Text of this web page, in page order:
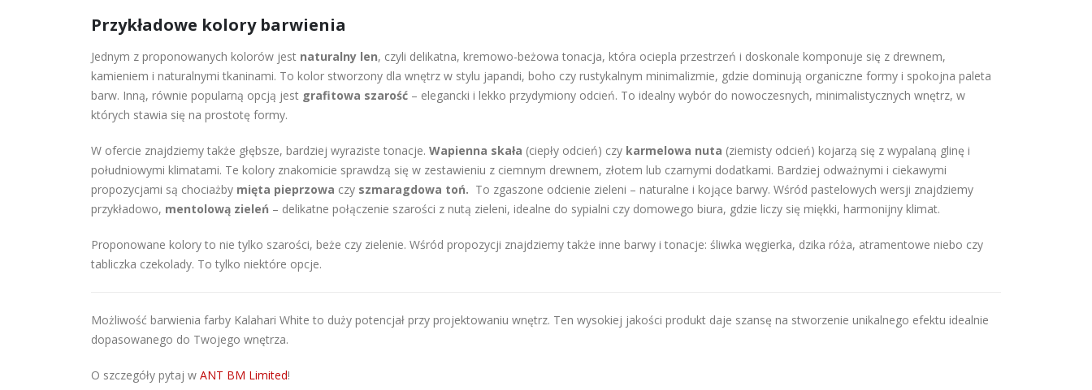
Przykładowe kolory barwienia
Jednym z proponowanych kolorów jest naturalny len, czyli delikatna, kremowo-beżowa tonacja, która ociepla przestrzeń i doskonale komponuje się z drewnem,
kamieniem i naturalnymi tkaninami. To kolor stworzony dla wnętrz w stylu japandi, boho czy rustykalnym minimalizmie, gdzie dominują organiczne formy i spokojna paleta
barw. Inną, równie popularną opcją jest grafitowa szarość – elegancki i lekko przydymiony odcień. To idealny wybór do nowoczesnych, minimalistycznych wnętrz, w
których stawia się na prostotę formy.
W ofercie znajdziemy także głębsze, bardziej wyraziste tonacje. Wapienna skała (ciepły odcień) czy karmelowa nuta (ziemisty odcień) kojarzą się z wypalaną glinę i
południowymi klimatami. Te kolory znakomicie sprawdzą się w zestawieniu z ciemnym drewnem, złotem lub czarnymi dodatkami. Bardziej odważnymi i ciekawymi
propozycjami są chociażby mięta pieprzowa czy szmaragdowa toń. To zgaszone odcienie zieleni – naturalne i kojące barwy. Wśród pastelowych wersji znajdziemy
przykładowo, mentolową zieleń – delikatne połączenie szarości z nutą zieleni, idealne do sypialni czy domowego biura, gdzie liczy się miękki, harmonijny klimat.
Proponowane kolory to nie tylko szarości, beże czy zielenie. Wśród propozycji znajdziemy także inne barwy i tonacje: śliwka węgierka, dzika róża, atramentowe niebo czy
tabliczka czekolady. To tylko niektóre opcje.
Możliwość barwienia farby Kalahari White to duży potencjał przy projektowaniu wnętrz. Ten wysokiej jakości produkt daje szansę na stworzenie unikalnego efektu idealnie
dopasowanego do Twojego wnętrza.
O szczegóły pytaj w ANT BM Limited!